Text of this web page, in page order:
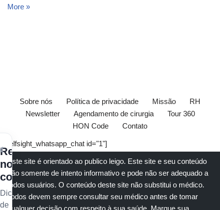
More »
Sobre nós Política de privacidade Missão
RH
Newsletter
Agendamento de cirurgia
Tour 360
HON Code
Contato
[elfsight_whatsapp_chat id="1"]
Este site é orientado ao publico leigo. Este site e seu conteúdo
são somente de intento informativo e pode não ser adequado a
todos usuários. O conteúdo deste site não substitui o médico.
Todos devem sempre consultar seu médico antes de tomar
qualquer decisão com respeito à sua saúde. Marque sua
Receba
nossos
conteúdos
Dicas
de